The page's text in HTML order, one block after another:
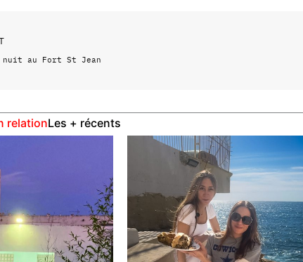
nuit au Fort St Jean
relationLes + récents